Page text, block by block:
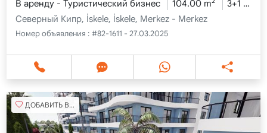
В аренду - Туристический бизнес 104.00 m 3+1
Северный Кипр, İskele, İskele, Merkez - Merkez
Номер объявления : #82-1611 - 27.03.2025
ДОБАВИТЬ В ИЗБРАННОЕ